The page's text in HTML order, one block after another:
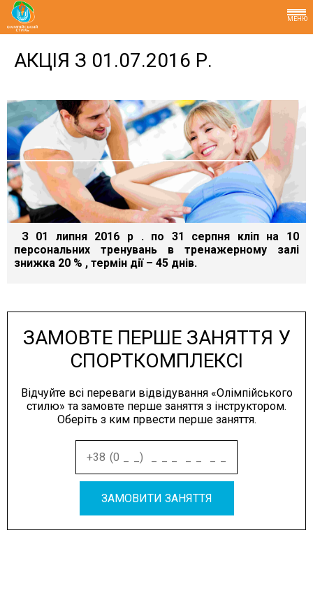
МЕНЮ
АКЦІЯ З 01.07.2016 Р.
З 01 липня 2016 р . по 31 серпня кліп на 10
персональних тренувань в тренажерному залі
знижка 20 % , термін дії – 45 днів.
ЗАМОВТЕ ПЕРШЕ ЗАНЯТТЯ У
СПОРТКОМПЛЕКСІ
Відчуйте всі переваги відвідування «Олімпійського
стилю» та замовте перше заняття з інструктором.
Оберіть з ким првести перше заняття.
ЗАМОВИТИ ЗАНЯТТЯ